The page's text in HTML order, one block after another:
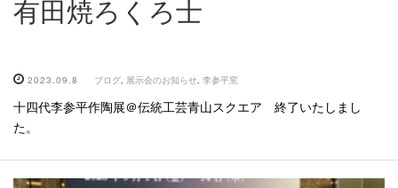
有田焼ろくろ士
2023.09.8 ブログ, 展示会のお知らせ, 李参平窯
十四代李参平作陶展＠伝統工芸青山スクエア 終了いたしまし
た。